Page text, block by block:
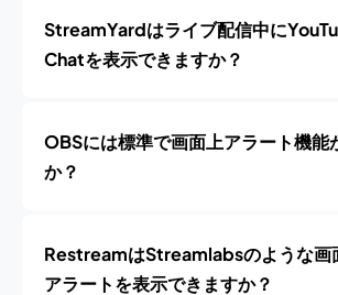
StreamYardはライブ配信中に
Chatを表示できますか？
OBSには標準で画面上アラート機能
か？
RestreamはStreamlabsのような画
アラートを表示できますか？